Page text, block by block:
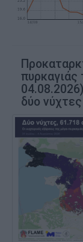
πυρκαγιάς
δύο νύχτες